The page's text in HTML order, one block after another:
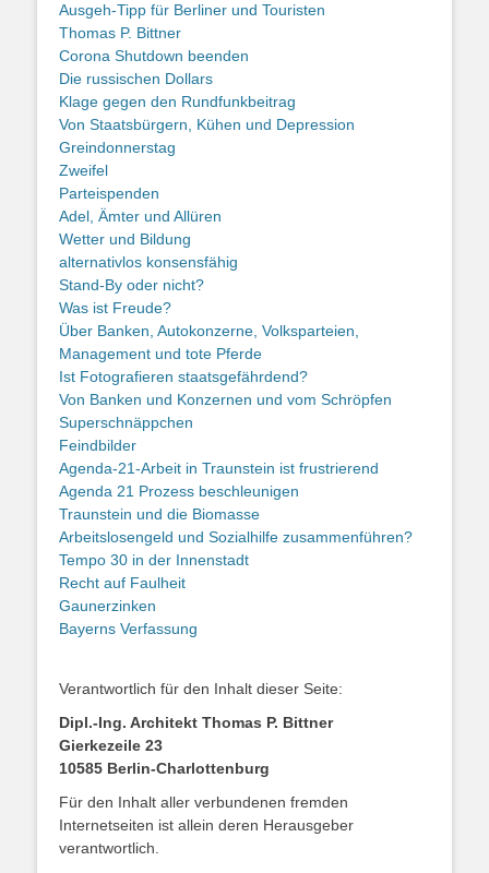
Ausgeh-Tipp für Berliner und Touristen
Thomas P. Bittner
Corona Shutdown beenden
Die russischen Dollars
Klage gegen den Rundfunkbeitrag
Von Staatsbürgern, Kühen und Depression
Greindonnerstag
Zweifel
Parteispenden
Adel, Ämter und Allüren
Wetter und Bildung
alternativlos konsensfähig
Stand-By oder nicht?
Was ist Freude?
Über Banken, Autokonzerne, Volksparteien,
Management und tote Pferde
Ist Fotografieren staatsgefährdend?
Von Banken und Konzernen und vom Schröpfen
Superschnäppchen
Feindbilder
Agenda-21-Arbeit in Traunstein ist frustrierend
Agenda 21 Prozess beschleunigen
Traunstein und die Biomasse
Arbeitslosengeld und Sozialhilfe zusammenführen?
Tempo 30 in der Innenstadt
Recht auf Faulheit
Gaunerzinken
Bayerns Verfassung
Verantwortlich für den Inhalt dieser Seite:
Dipl.-Ing. Architekt Thomas P. Bittner
Gierkezeile 23
10585 Berlin-Charlottenburg
Für den Inhalt aller verbundenen fremden
Internetseiten ist allein deren Herausgeber
verantwortlich.